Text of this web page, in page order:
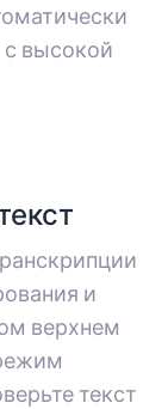
с высокой
и
верхнем
текст